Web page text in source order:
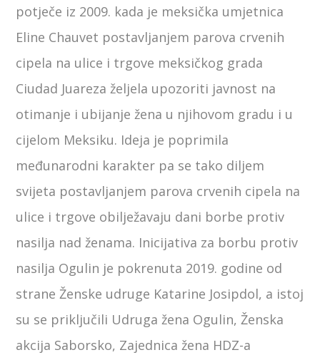
potječe iz 2009. kada je meksička umjetnica
Eline Chauvet postavljanjem parova crvenih
cipela na ulice i trgove meksičkog grada
Ciudad Juareza željela upozoriti javnost na
otimanje i ubijanje žena u njihovom gradu i u
cijelom Meksiku. Ideja je poprimila
međunarodni karakter pa se tako diljem
svijeta postavljanjem parova crvenih cipela na
ulice i trgove obilježavaju dani borbe protiv
nasilja nad ženama. Inicijativa za borbu protiv
nasilja Ogulin je pokrenuta 2019. godine od
strane Ženske udruge Katarine Josipdol, a istoj
su se priključili Udruga žena Ogulin, Ženska
akcija Saborsko, Zajednica žena HDZ-a